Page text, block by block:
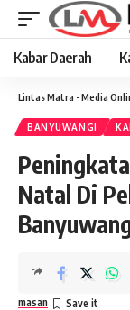
Kabar Daerah
Lintas Matra - Media
BANYUWANGI
Natal Di
masan